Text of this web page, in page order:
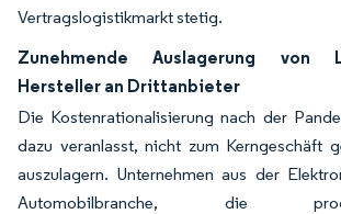
Vertragslogistikmarkt stetig.
Zunehmende Auslagerung von
Hersteller an Drittanbieter
Die Kostenrationalisierung nach der
dazu veranlasst, nicht zum Kerngeschäft
auszulagern. Unternehmen aus der
Automobilbranche, die